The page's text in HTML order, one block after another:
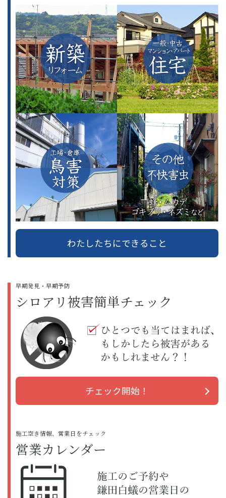
わたしたちにできること
早期発見・早期予防
シロアリ被害簡単チェック
チェック開始！
施工空き情報、営業日をチェック
営業カレンダー